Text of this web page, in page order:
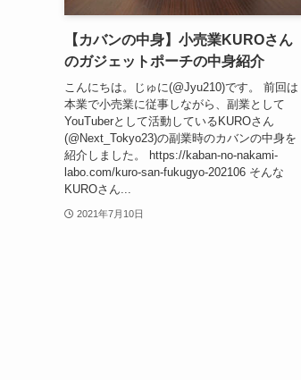
【カバンの中身】小売業KUROさん
のガジェットポーチの中身紹介
こんにちは。じゅに(@Jyu210)です。 前回は
本業で小売業に従事しながら、副業として
YouTuberとして活動しているKUROさん
(@Next_Tokyo23)の副業時のカバンの中身を
紹介しました。 https://kaban-no-nakami-
labo.com/kuro-san-fukugyo-202106 そんな
KUROさん...
2021年7月10日